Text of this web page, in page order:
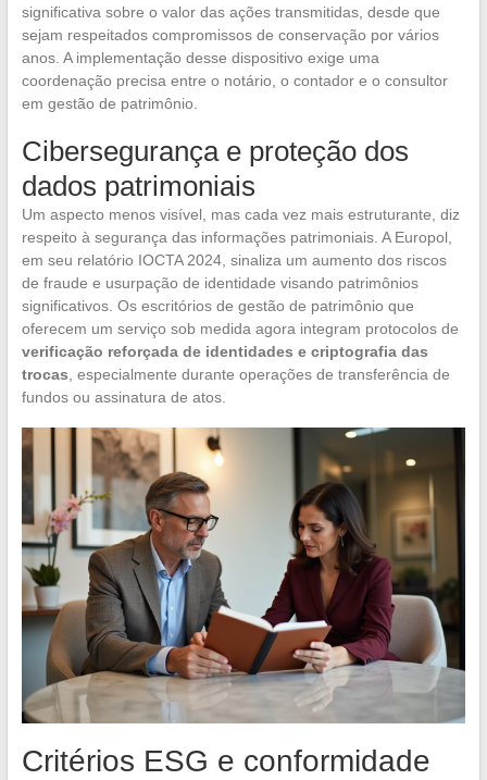
significativa sobre o valor das ações transmitidas, desde que
sejam respeitados compromissos de conservação por vários
anos. A implementação desse dispositivo exige uma
coordenação precisa entre o notário, o contador e o consultor
em gestão de patrimônio.
Cibersegurança e proteção dos
dados patrimoniais
Um aspecto menos visível, mas cada vez mais estruturante, diz
respeito à segurança das informações patrimoniais. A Europol,
em seu relatório IOCTA 2024, sinaliza um aumento dos riscos
de fraude e usurpação de identidade visando patrimônios
significativos. Os escritórios de gestão de patrimônio que
oferecem um serviço sob medida agora integram protocolos de
verificação reforçada de identidades e criptografia das
trocas , especialmente durante operações de transferência de
fundos ou assinatura de atos.
Critérios ESG e conformidade